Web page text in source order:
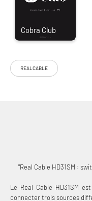
REALCABLE
Doté d’une sortie HDMI
"Real Cable HD31SM :
Le Real Cable HD31SM
connecter trois sources